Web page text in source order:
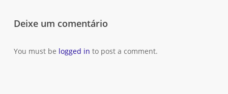
Deixe um comentário
You must be logged in to post a comment.